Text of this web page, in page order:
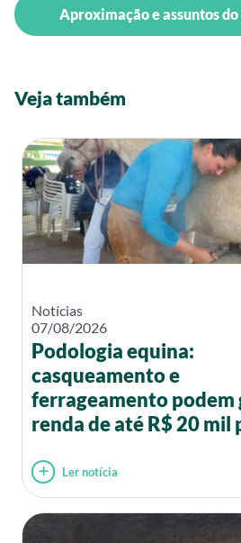
Aproximação e assuntos
Veja também
Notícias
07/08/2026
Podologia equina:
casqueamento e
ferrageamento podem
renda de até R$ 20 mil
Ler notícia